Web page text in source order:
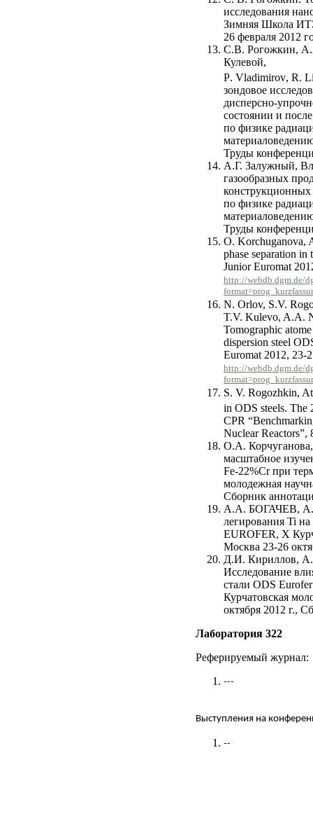
исследования
Зимняя Школа
26 февраля 2012
С.В. Рогожкин,
Кулевой, А.А.
P. Vladimirov, R.
зондовое
дисперсно-
состоянии и
по физике
Труды
А.Г. Залужный,
газообразных
по физике
Труды
O. Korchuganova,
phase separation
Junior Euromat
http://webdb.dgm.de/
N. Orlov, S.V.
T.V. Kulevo, A.A.
Tomographic
dispersion steel
Euromat 2012, 23-
http://webdb.dgm.de/
S. V. Rogozhkin,
in ODS steels. The
CPR
Nuclear
О.А.
масштабное
Fe-22%Crпри
молодежная
Сборник
А.А. БОГАЧЕВ,
легирования Ti на
EUROFER, X
Москва 23-26
Д.И.
Исследование
стали ODS
Курчатовская
октября 2012 г.,
Лаборатория 322
Реферируемый журнал:
---
Выступления на
--